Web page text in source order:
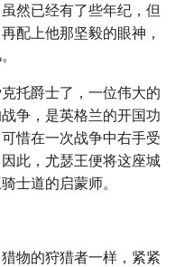
然已经有了些年纪，但
配上他那坚毅的眼神，
托爵士了，一位伟大的
争，是英格兰的开国功
惜在一次战争中右手受
此，尤瑟王便将这座城
士道的启蒙师。
物的狩猎者一样，紧紧